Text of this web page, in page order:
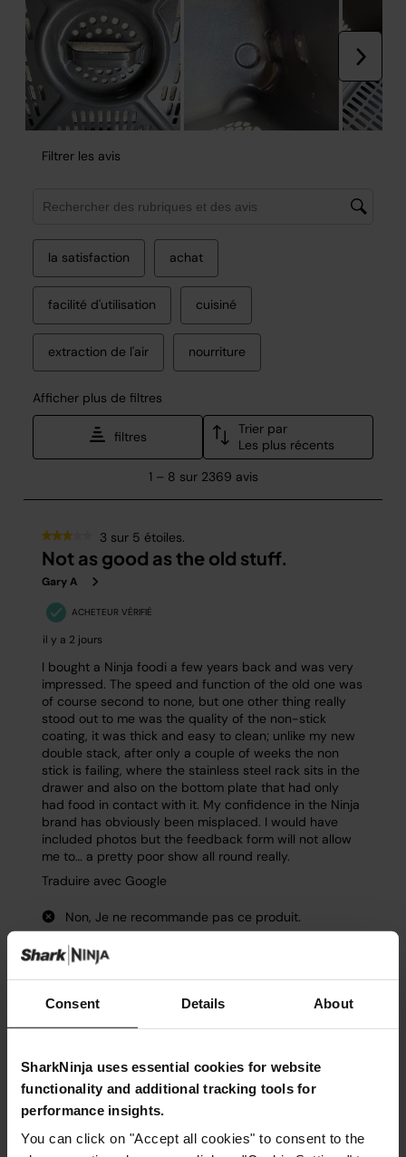
Consent Details About
SharkNinja uses essential cookies for website
functionality and additional tracking tools for
performance insights.
You can click on "Accept all cookies" to consent to the